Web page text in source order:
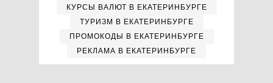
КУРСЫ ВАЛЮТ В ЕКАТЕРИНБУРГЕ
ТУРИЗМ В ЕКАТЕРИНБУРГЕ
ПРОМОКОДЫ В ЕКАТЕРИНБУРГЕ
РЕКЛАМА В ЕКАТЕРИНБУРГЕ